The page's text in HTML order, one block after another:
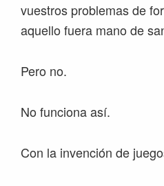
vuestros problemas de
aquello fuera mano de
Pero no.
No funciona así.
Con la invención de